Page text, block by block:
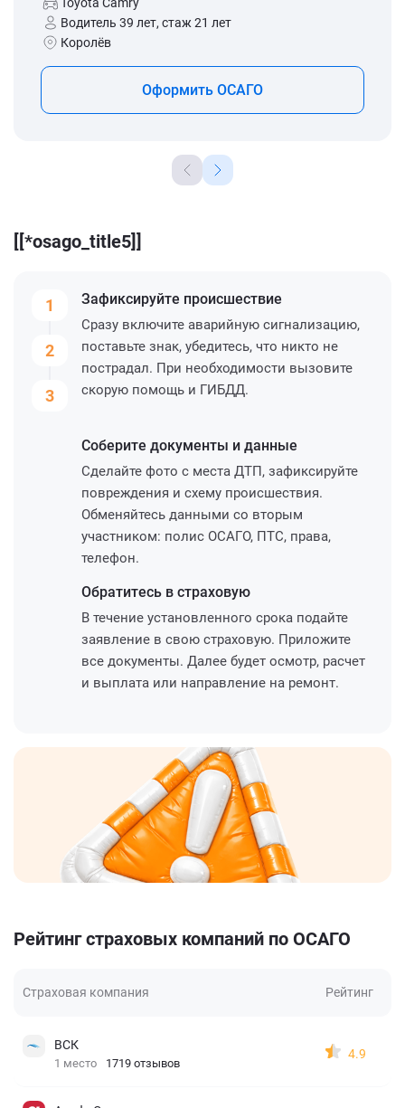
Водитель 39 лет, стаж 21 лет
Королёв
Оформить ОСАГО
[[*osago_title5]]
1
2
3
Зафиксируйте происшествие
Сразу включите аварийную сигнализацию,
поставьте знак, убедитесь, что никто не
пострадал. При необходимости вызовите
скорую помощь и ГИБДД.
Соберите документы и данные
Сделайте фото с места ДТП, зафиксируйте
повреждения и схему происшествия.
Обменяйтесь данными со вторым
участником: полис ОСАГО, ПТС, права,
телефон.
Обратитесь в страховую
В течение установленного срока подайте
заявление в свою страховую. Приложите
все документы. Далее будет осмотр, расчет
и выплата или направление на ремонт.
Рейтинг страховых компаний по ОСАГО
Страховая компания Рейтинг
ВСК
1 место 1719 отзывов
4.9